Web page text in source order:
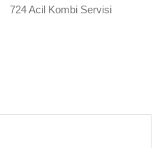
724 Acil Kombi Servisi